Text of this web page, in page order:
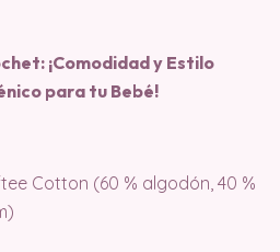
¡Comodidad y Estilo
para tu Bebé!
Cotton (60 % algodón, 40 %